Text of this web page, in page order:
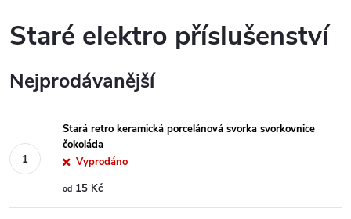
Staré elektro příslušenství
Nejprodávanější
Stará retro keramická porcelánová svorka svorkovnice
čokoláda
Vyprodáno
od 15 Kč